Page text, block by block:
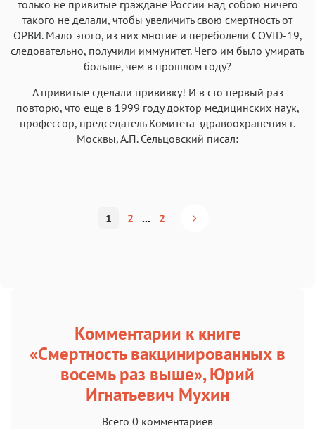
только не привитые граждане России над собою ничего
такого не делали, чтобы увеличить свою смертность от
ОРВИ. Мало этого, из них многие и переболели COVID-19,
следовательно, получили иммунитет. Чего им было умирать
больше, чем в прошлом году?
А привитые сделали прививку! И в сто первый раз
повторю, что еще в 1999 году доктор медицинских наук,
профессор, председатель Комитета здравоохранения г.
Москвы, А.П. Сельцовский писал:
1 2 ... 2
Комментарии к книге
«Смертность вакцинированных в
восемь раз выше», Юрий
Игнатьевич Мухин
Всего 0 комментариев